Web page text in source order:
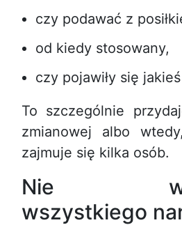
czy podawać z
od kiedy stosowany,
czy pojawiły się
To szczególnie
zmianowej albo
zajmuje się kilka osób.
Nie
wszystkiego